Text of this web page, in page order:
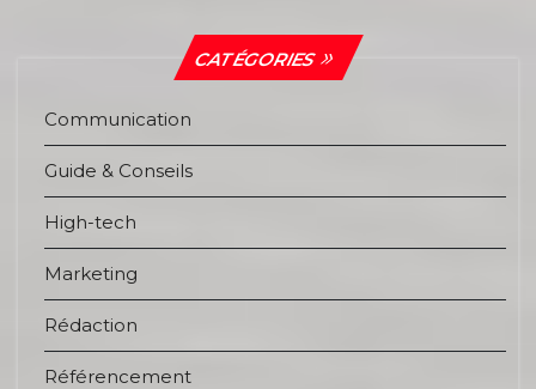
CATÉGORIES
Communication
Guide & Conseils
High-tech
Marketing
Rédaction
Référencement